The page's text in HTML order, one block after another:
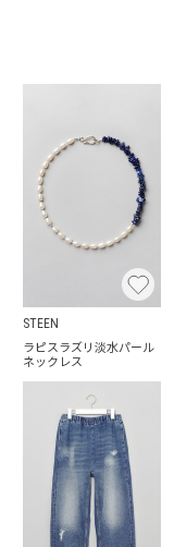
STEEN
ラピスラズリ淡水パール
ネックレス